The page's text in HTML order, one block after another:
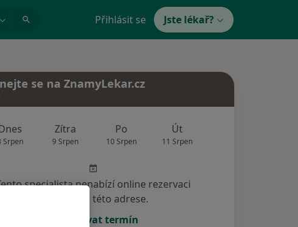
Přihlásit se Jste lékař?
se na ZnamyLekar.cz
Srpen
Zítra
9 Srpen
Po
10 Srpen
Út
11 Srpen
specialista nenabízí online rezervaci
termínu na této adrese.
Rezervovat termín